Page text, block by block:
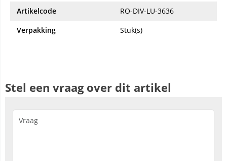
Artikelcode
RO-DIV-LU-3636
Verpakking
Stuk(s)
Stel een vraag over dit artikel